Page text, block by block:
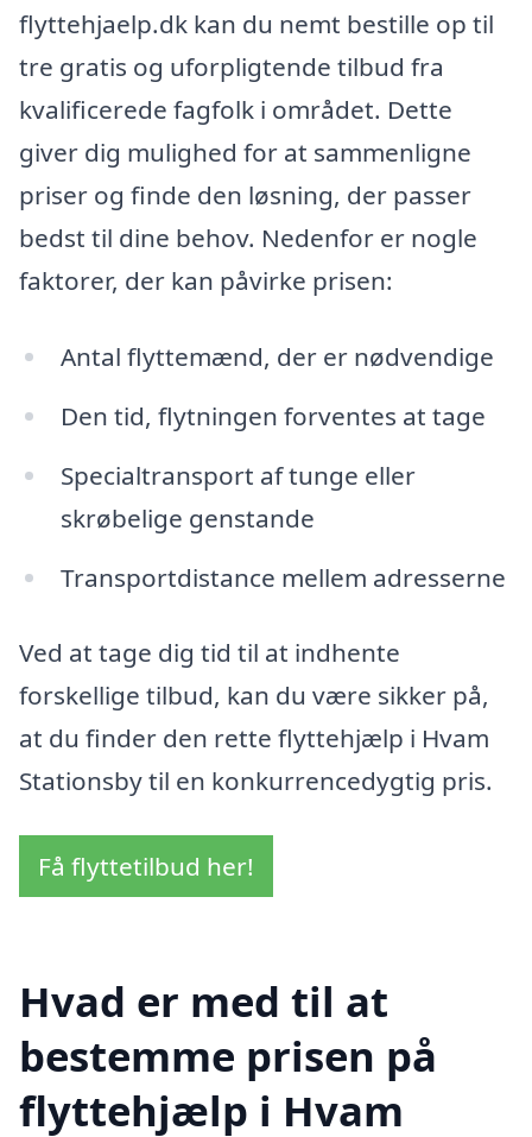
flyttehjaelp.dk kan du nemt bestille op til
tre gratis og uforpligtende tilbud fra
kvalificerede fagfolk i området. Dette
giver dig mulighed for at sammenligne
priser og finde den løsning, der passer
bedst til dine behov. Nedenfor er nogle
faktorer, der kan påvirke prisen:
Antal flyttemænd, der er nødvendige
Den tid, flytningen forventes at tage
Specialtransport af tunge eller
skrøbelige genstande
Transportdistance mellem adresserne
Ved at tage dig tid til at indhente
forskellige tilbud, kan du være sikker på,
at du finder den rette flyttehjælp i Hvam
Stationsby til en konkurrencedygtig pris.
Få flyttetilbud her!
Hvad er med til at
bestemme prisen på
flyttehjælp i Hvam